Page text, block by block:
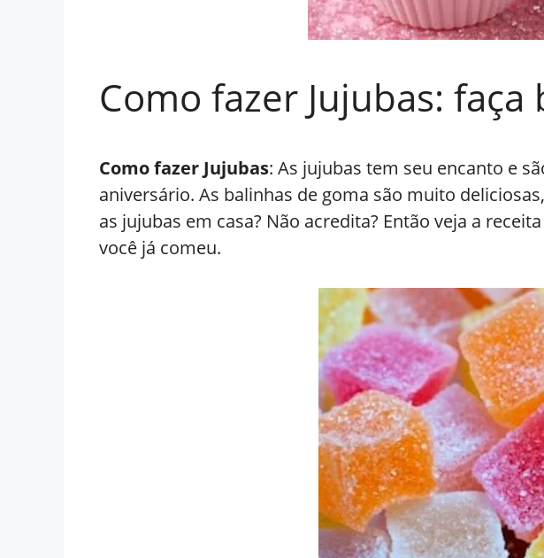
Como fazer Jujubas:
Como fazer Jujubas: As jujubas tem seu encanto e
aniversário. As balinhas de goma são muito
as jujubas em casa? Não acredita? Então veja a
você já comeu.